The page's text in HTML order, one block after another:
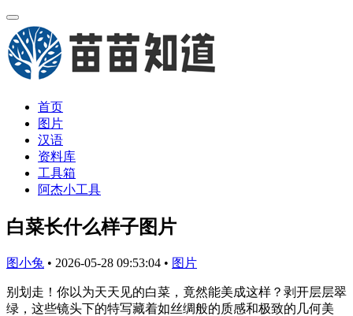
首页
图片
汉语
资料库
工具箱
阿杰小工具
白菜长什么样子图片
图小兔 • 2026-05-28 09:53:04 • 图片
别划走！你以为天天见的白菜，竟然能美成这样？剥开层层翠
绿，这些镜头下的特写藏着如丝绸般的质感和极致的几何美